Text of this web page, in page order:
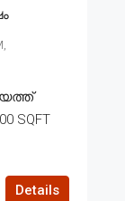
SQFT
Details